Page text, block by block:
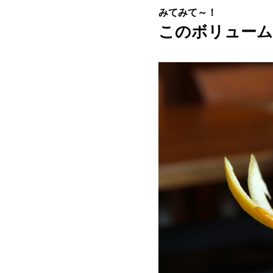
みてみて～！
このボリュー